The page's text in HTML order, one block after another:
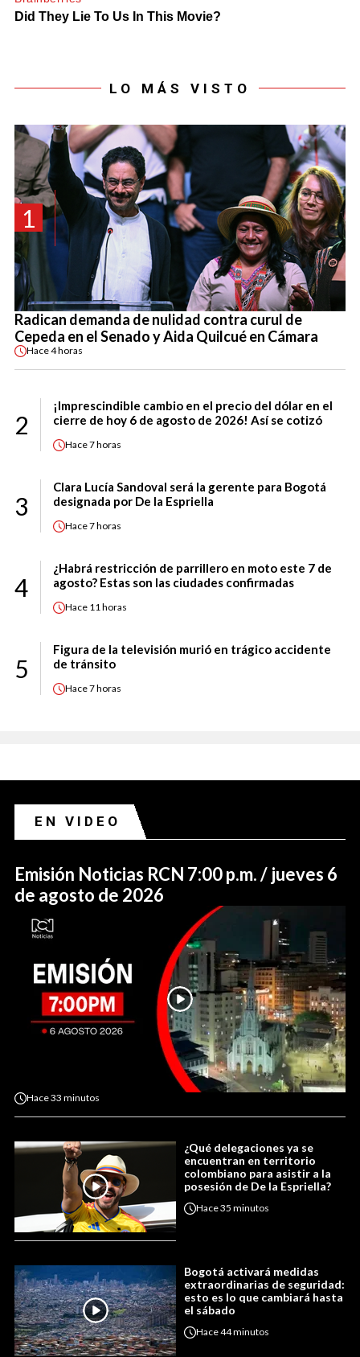
LO MÁS VISTO
1
Radican demanda de nulidad contra curul de
Cepeda en el Senado y Aida Quilcué en Cámara
Hace4 horas
2
¡Imprescindible cambio en el precio del dólar en el
cierre de hoy 6 de agosto de 2026! Así se cotizó
Hace7 horas
3
Clara Lucía Sandoval será la gerente para Bogotá
designada por De la Espriella
Hace7 horas
4
¿Habrá restricción de parrillero en moto este 7 de
agosto? Estas son las ciudades confirmadas
Hace 11 horas
5
Figura de la televisión murió en trágico accidente
de tránsito
Hace7 horas
EN VIDEO
Emisión Noticias RCN 7:00 p.m. / jueves 6
de agosto de 2026
Hace33 minutos
¿Qué delegaciones ya se
encuentran en territorio
colombiano para asistir a la
posesión de De la Espriella?
Hace35 minutos
Bogotá activará medidas
extraordinarias de seguridad:
esto es lo que cambiará hasta
el sábado
Hace44 minutos